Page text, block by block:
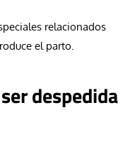
relacionados
el parto.
despedida